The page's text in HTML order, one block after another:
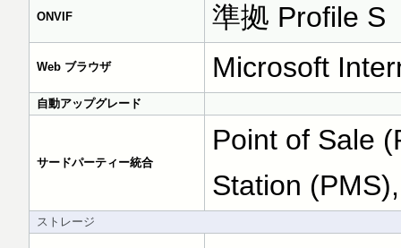
ONVIF 準拠 Profile S
Web ブラウザ Microsoft
自動アップグレード
サードパーティー統合
Point of Sale
Station
ストレージ